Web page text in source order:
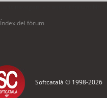
Índex del fòrum
Softcatalà © 1998-2026